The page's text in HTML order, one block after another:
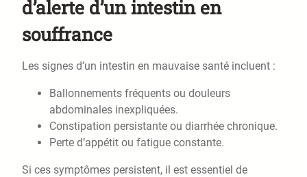
d’alerte d’un intestin en
souffrance
Les signes d’un intestin en mauvaise santé incluent :
Ballonnements fréquents ou douleurs
abdominales inexpliquées.
Constipation persistante ou diarrhée chronique.
Perte d’appétit ou fatigue constante.
Si ces symptômes persistent, il est essentiel de